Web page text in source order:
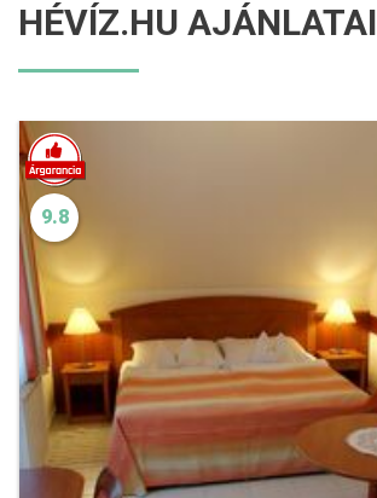
HÉVÍZ.HU AJÁNLATAI
9.8